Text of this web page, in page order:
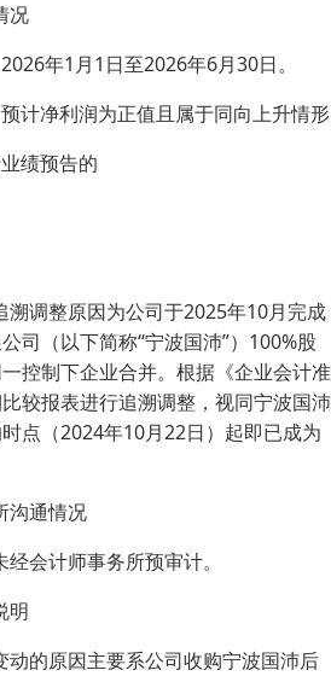
况
年1月1日至2026年6月30日。
计净利润为正值且属于同向上升情形
绩预告的
溯调整原因为公司于2025年10月完成
司（以下简称“宁波国沛”）100%股
控制下企业合并。根据《企业会计准
较报表进行追溯调整，视同宁波国沛
点（2024年10月22日）起即已成为
沟通情况
会计师事务所预审计。
明
动的原因主要系公司收购宁波国沛后